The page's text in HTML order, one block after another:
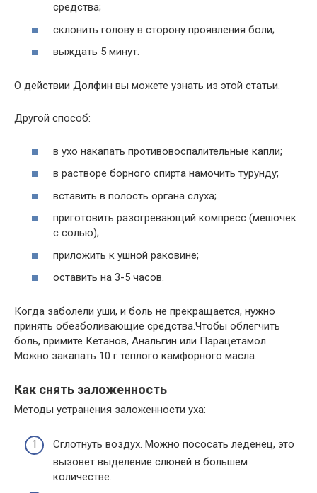
средства;
склонить голову в сторону проявления боли;
выждать 5 минут.
О действии Долфин вы можете узнать из этой статьи.
Другой способ:
в ухо накапать противовоспалительные капли;
в растворе борного спирта намочить турунду;
вставить в полость органа слуха;
приготовить разогревающий компресс (мешочек
с солью);
приложить к ушной раковине;
оставить на 3-5 часов.
Когда заболели уши, и боль не прекращается, нужно
принять обезболивающие средства.Чтобы облегчить
боль, примите Кетанов, Анальгин или Парацетамол.
Можно закапать 10 г теплого камфорного масла.
Как снять заложенность
Методы устранения заложенности уха:
Сглотнуть воздух. Можно пососать леденец, это
вызовет выделение слюней в большем
количестве.